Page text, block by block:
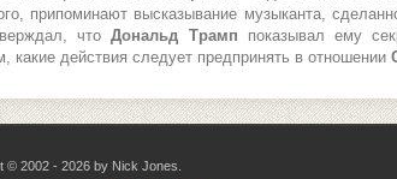
припоминают высказывание музыканта,
чтоДональд Трамп показывал ему
какие действия следует предпринять в отношении
© 2002 - 2026 by Nick Jones.